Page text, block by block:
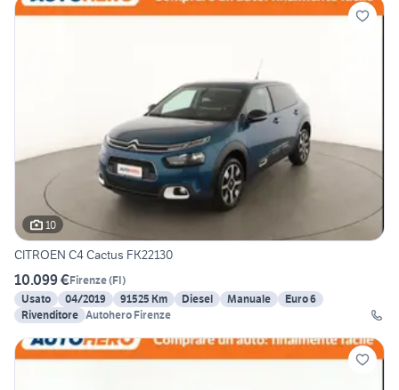
10
CITROEN C4 Cactus FK22130
10.099 €Firenze(FI)
Usato
04/2019 91525 Km Diesel Manuale
Euro 6
Rivenditore Autohero Firenze